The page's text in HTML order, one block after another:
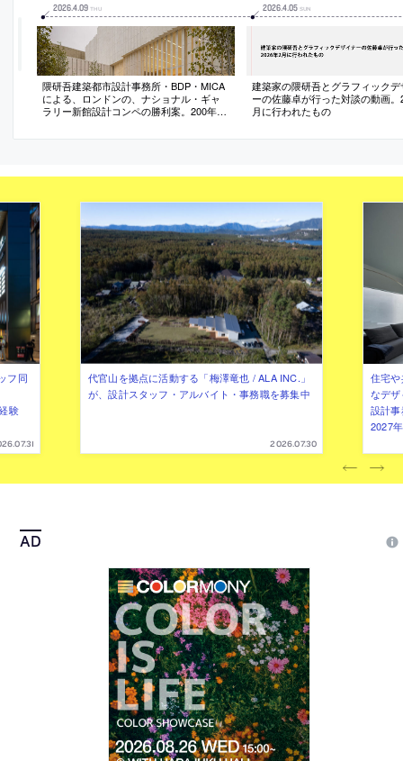
2026.4.09 THU
隈研吾建築都市設計事務所・BDP・MICA
による、ロンドンの、ナショナル・ギャ
ラリー新館設計コンペの勝利案。200年以
市の重要な二つの広場の間にある敷地に
2026.4.05 SUN
建築家の隈研吾とグラフィックデ
ーの佐藤卓が行った対談の動画。
月に行われたもの
フ同
験
代官山を拠点に活動する「梅澤竜也 / ALA INC.」
が、設計スタッフ・アルバイト・事務職を募集中
2026.07.30
住宅
なデ
設計
2027